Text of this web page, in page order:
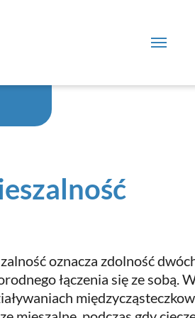
oznacza zdolność
łączenia się ze sobą.